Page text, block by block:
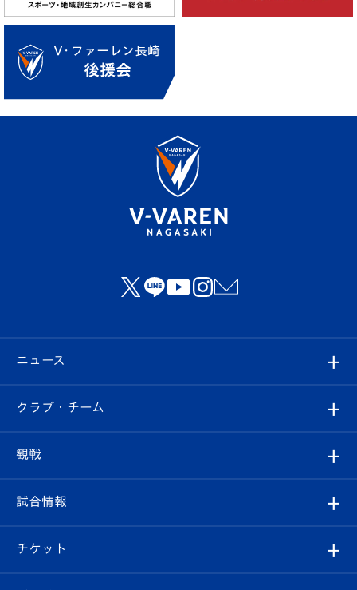
ニュース
すべて
クラブ
試合情報
クラブ・チーム
クラブ概要
エンブレム紹介
観戦
観戦ルール
はじめての観戦ガイド
試合情報
試合日程/結果
チケット